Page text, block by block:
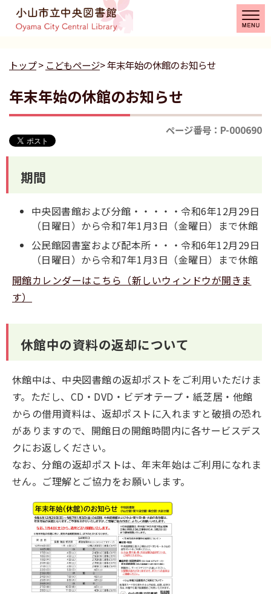
トップ> こどもページ> 年末年始の休館のお知らせ
年末年始の休館のお知らせ
ページ番号：P-000690
期間
中央図書館および分館・・・・・令和6年12月29日
（日曜日）から令和7年1月3日（金曜日）まで休館
公民館図書室および配本所・・・令和6年12月29日
（日曜日）から令和7年1月3日（金曜日）まで休館
開館カレンダーはこちら（新しいウィンドウが開きま
す）
休館中の資料の返却について
休館中は、中央図書館の返却ポストをご利用いただけま
す。ただし、CD・DVD・ビデオテープ・紙芝居・他館
からの借用資料は、返却ポストに入れますと破損の恐れ
がありますので、開館日の開館時間内に各サービスデス
クにお返しください。
なお、分館の返却ポストは、年末年始はご利用になれま
せん。ご理解とご協力をお願いします。